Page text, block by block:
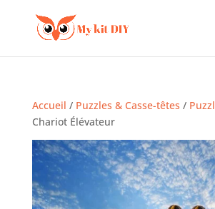
Accueil / Puzzles & Casse-têtes /
Chariot Élévateur